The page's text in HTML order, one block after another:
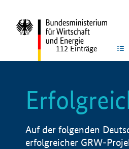
112 Einträge
Auf der folgenden
erfolgreicher GRW-